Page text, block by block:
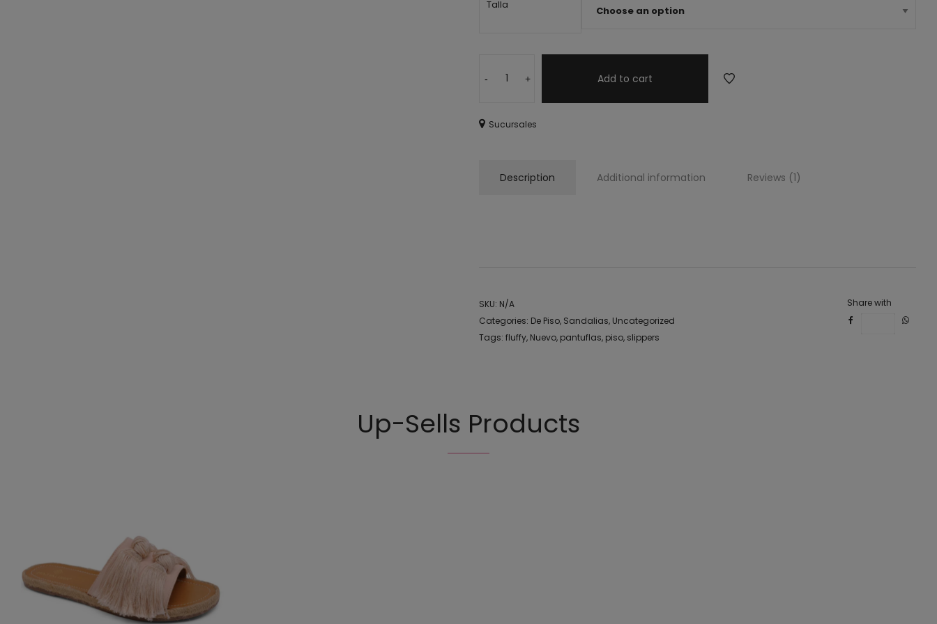
Talla
- + Add to cart
Sucursales
Description Additional information Reviews (1)
SKU: N/A
Categories: De Piso, Sandalias, Uncategorized
Tags: fluffy, Nuevo, pantuflas, piso, slippers
Share with
Up-Sells Products